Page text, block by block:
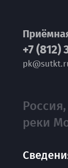
+7 (812)
реки